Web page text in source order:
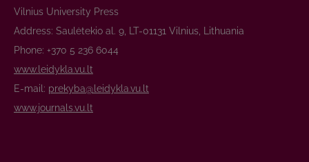
Vilnius University Press
Address: Saulėtekio al. 9, LT-01131 Vilnius, Lithuania
Phone: +370 5 236 6044
www.leidykla.vu.lt
E-mail: prekyba@leidykla.vu.lt
www.journals.vu.lt